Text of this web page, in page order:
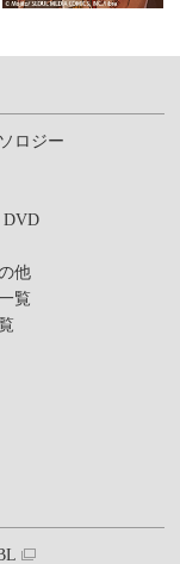
ロジー
DVD
他
覧